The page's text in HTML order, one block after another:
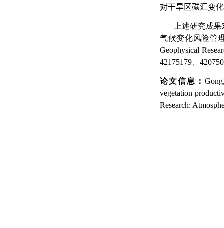
对干旱区碳汇变
上述研究成
气候变化风险管
Geophysical
42175179
论文信息：
vegetation
Research: